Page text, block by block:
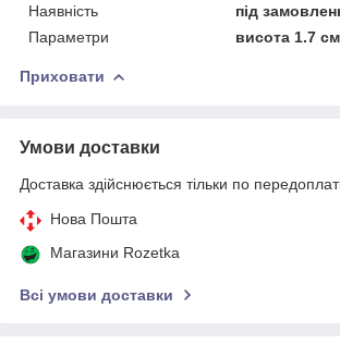
Наявність
під
Параметри
висота 1.7 см
Приховати
Умови доставки
Доставка здійснюється тільки по
Нова Пошта
Магазини Rozetka
Всі умови доставки